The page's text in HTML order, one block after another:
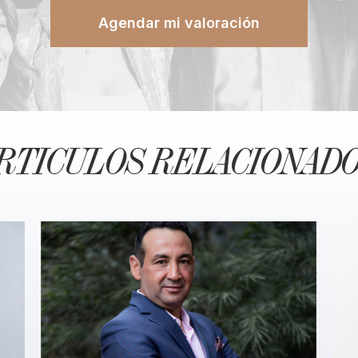
Agendar mi valoración